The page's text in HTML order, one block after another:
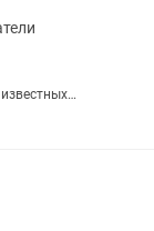
Shivaki,